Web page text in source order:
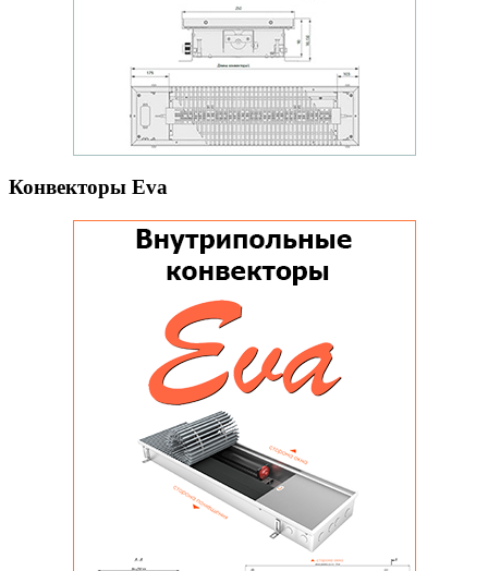
Конвекторы Eva